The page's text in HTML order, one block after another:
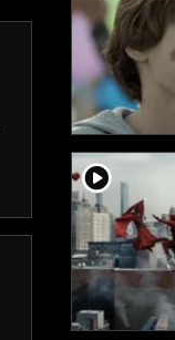
player2